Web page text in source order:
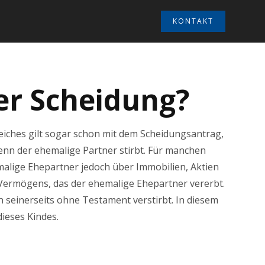
KONTAKT
Scheidung?
gilt sogar schon mit dem Scheidungsantrag,
der ehemalige Partner stirbt. Für manchen
Ehepartner jedoch über Immobilien, Aktien
das der ehemalige Ehepartner vererbt.
seinerseits ohne Testament verstirbt. In diesem
Kindes.